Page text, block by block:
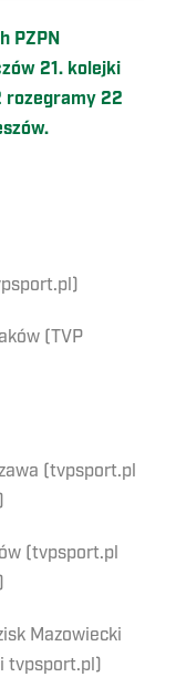
PZPN
21. kolejki
rozegramy 22
(TVP
(tvpsport.pl
(tvpsport.pl
Mazowiecki
tvpsport.pl)